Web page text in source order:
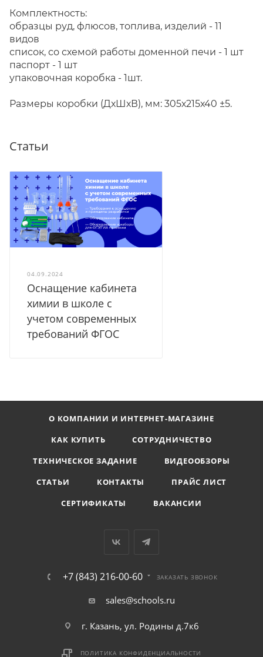
Комплектность:
образцы руд, флюсов, топлива, изделий - 11
видов
список, со схемой работы доменной печи - 1 шт
паспорт - 1 шт
упаковочная коробка - 1шт.
Размеры коробки (ДхШхВ), мм: 305х215х40 ±5.
Статьи
04.09.2024
Оснащение кабинета
химии в школе с
учетом современных
требований ФГОС
О КОМПАНИИ И ИНТЕРНЕТ-МАГАЗИНЕ
КАК КУПИТЬ
СОТРУДНИЧЕСТВО
ТЕХНИЧЕСКОЕ ЗАДАНИЕ
ВИДЕООБЗОРЫ
СТАТЬИ
КОНТАКТЫ
ПРАЙС ЛИСТ
СЕРТИФИКАТЫ
ВАКАНСИИ
+7 (843) 216-00-60 ЗАКАЗАТЬ ЗВОНОК
sales@schools.ru
г. Казань, ул. Родины д.7к6
ПОЛИТИКА КОНФИДЕНЦИАЛЬНОСТИ